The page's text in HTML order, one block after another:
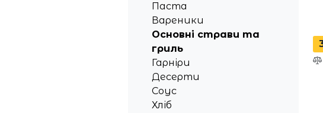
Паста
Вареники
Основні страви та
гриль
Гарніри
Десерти
Соус
Хліб